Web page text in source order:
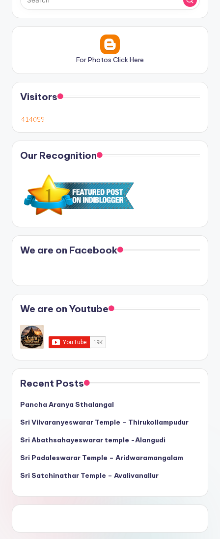
For Photos Click Here
Visitors
Our Recognition
We are on Facebook
We are on Youtube
Recent Posts
Pancha Aranya Sthalangal
Sri Vilvaranyeswarar Temple – Thirukollampudur
Sri Abathsahayeswarar temple -Alangudi
Sri Padaleswarar Temple – Aridwaramangalam
Sri Satchinathar Temple – Avalivanallur